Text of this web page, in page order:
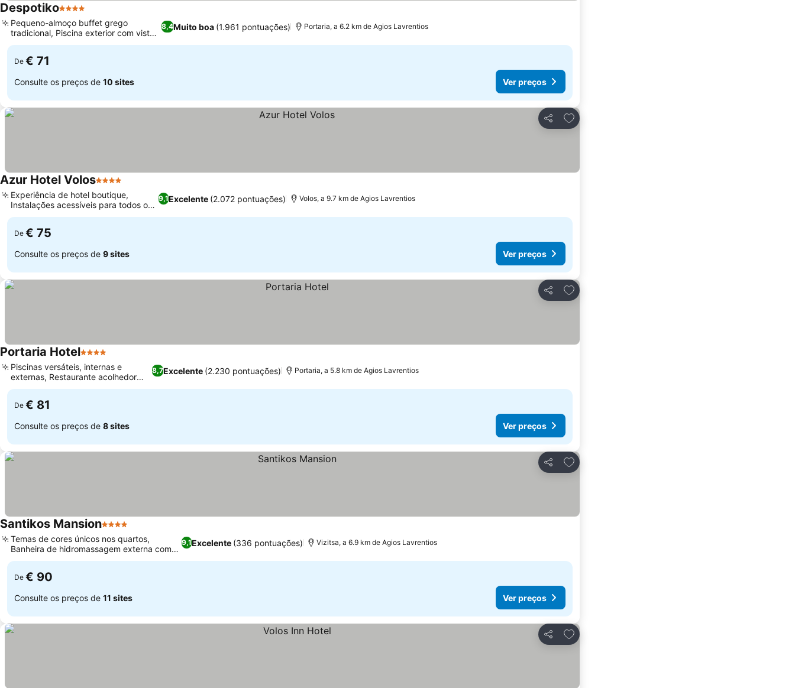
Despotiko4 Estrelas
8,4Muito boa (1.961 pontuações)
Pequeno-almoço buffet grego
tradicional, Piscina exterior com vista
para o golfo
Portaria, a 6.2 km de Agios Lavrentios
De € 71
Consulte os preços de 10 sites Ver preços
Partilhar
Adicionar aos favoritos
Azur Hotel Volos4 Estrelas
9,1Excelente (2.072 pontuações)
Experiência de hotel boutique,
Instalações acessíveis para todos os
hóspedes
Volos, a 9.7 km de Agios Lavrentios
De € 75
Consulte os preços de 9 sites Ver preços
Partilhar
Adicionar aos favoritos
Portaria Hotel4 Estrelas
8,7Excelente (2.230 pontuações)
Piscinas versáteis, internas e
externas, Restaurante acolhedor
com lareira
Portaria, a 5.8 km de Agios Lavrentios
De € 81
Consulte os preços de 8 sites Ver preços
Partilhar
Adicionar aos favoritos
Santikos Mansion4 Estrelas
9,1Excelente (336 pontuações)
Temas de cores únicos nos quartos,
Banheira de hidromassagem externa com
vista para a baía
Vizitsa, a 6.9 km de Agios Lavrentios
De € 90
Consulte os preços de 11 sites Ver preços
Partilhar
Adicionar aos favoritos